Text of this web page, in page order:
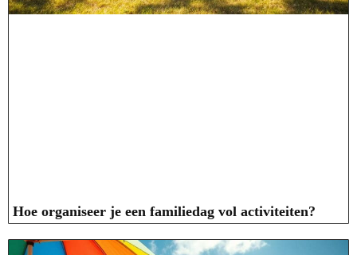
Hoe organiseer je een familiedag vol activiteiten?